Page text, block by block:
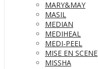
MARY&MAY
MASIL
MEDIAN
MEDIHEAL
MEDI-PEEL
MISE EN SCENE
MISSHA